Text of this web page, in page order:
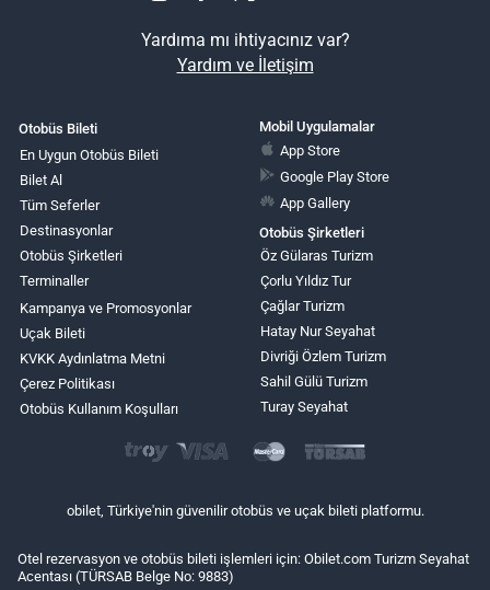
Yardıma mı ihtiyacınız var?
Yardım ve İletişim
Otobüs Bileti
En Uygun Otobüs Bileti
Bilet Al
Tüm Seferler
Destinasyonlar
Otobüs Şirketleri
Terminaller
Kampanya ve Promosyonlar
Uçak Bileti
KVKK Aydınlatma Metni
Çerez Politikası
Otobüs Kullanım Koşulları
Mobil Uygulamalar
App Store
Google Play Store
App Gallery
Otobüs Şirketleri
Öz Gülaras Turizm
Çorlu Yıldız Tur
Çağlar Turizm
Hatay Nur Seyahat
Divriği Özlem Turizm
Sahil Gülü Turizm
Turay Seyahat
obilet, Türkiye'nin güvenilir otobüs ve uçak bileti platformu.
Otel rezervasyon ve otobüs bileti işlemleri için: Obilet.com Turizm Seyahat
Acentası (TÜRSAB Belge No: 9883)